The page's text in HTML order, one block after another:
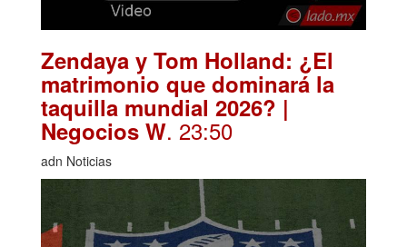
Zendaya y Tom Holland: ¿El
matrimonio que dominará la
taquilla mundial 2026? |
Negocios W. 23:50
adn Noticias